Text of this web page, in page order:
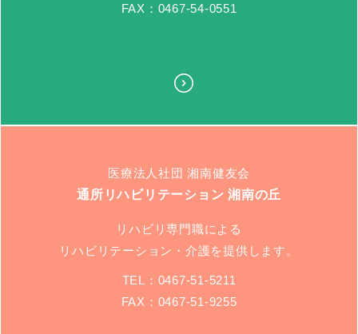
FAX：0467-54-0551
医療法人社団 湘南健友会
通所リハビリテーション 湘南の丘
リハビリ専門職による
リハビリテーション・介護を提供します。
TEL：0467-51-5211
FAX：0467-51-9255